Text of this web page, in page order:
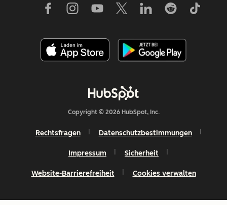
Copyright © 2026 HubSpot, Inc.
Rechtsfragen Datenschutzbestimmungen
Impressum Sicherheit
Website-Barrierefreiheit Cookies verwalten